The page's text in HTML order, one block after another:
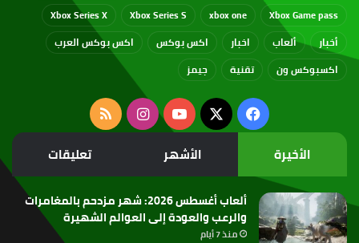
Xbox Game pass
xbox one
Xbox Series S
Xbox Series X
أخبار
ألعاب اخبار اكس بوكس
اكس بوكس العرب
اكسبوكس ون
تقنية جيمز
فيسبوك
‫X
‫YouTubeانستقرامملخص
الموقع
RSS
الأخيرة الأشهر تعليقات
ألعاب أغسطس 2026: شهر مزدحم بالمغامرات
والرعب والعودة إلى العوالم الشهيرة
منذ 7 أيام